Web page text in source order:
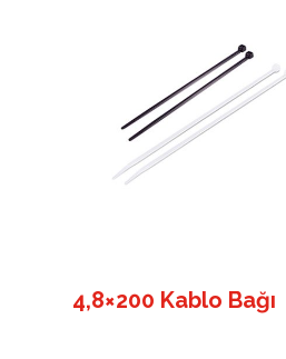
4,8×200 Kablo Bağı